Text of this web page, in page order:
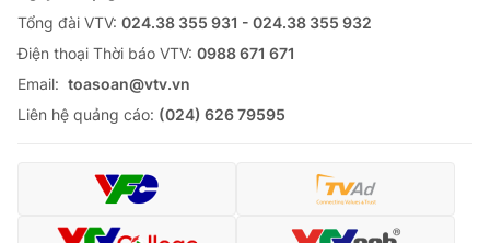
Tổng đài VTV: 024.38 355 931 - 024.38 355 932
Ðiện thoại Thời báo VTV: 0988 671 671
Email: toasoan@vtv.vn
Liên hệ quảng cáo: (024) 626 79595